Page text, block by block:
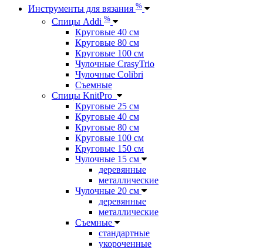
Инструменты для вязания %
Спицы Addi %
Круговые 40 см
Круговые 80 см
Круговые 100 см
Чулочные CrasyTrio
Чулочные Colibri
Съемные
Спицы KnitPro
Круговые 25 см
Круговые 40 см
Круговые 80 см
Круговые 100 см
Круговые 150 см
Чулочные 15 см
деревянные
металлические
Чулочные 20 см
деревянные
металлические
Съемные
стандартные
укороченные